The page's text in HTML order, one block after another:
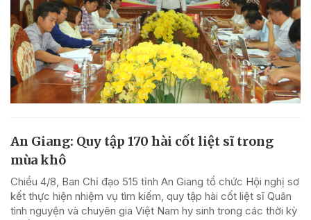
An Giang: Quy tập 170 hài cốt liệt sĩ trong
mùa khô
Chiều 4/8, Ban Chỉ đạo 515 tỉnh An Giang tổ chức Hội nghị sơ
kết thực hiện nhiệm vụ tìm kiếm, quy tập hài cốt liệt sĩ Quân
tình nguyện và chuyên gia Việt Nam hy sinh trong các thời kỳ